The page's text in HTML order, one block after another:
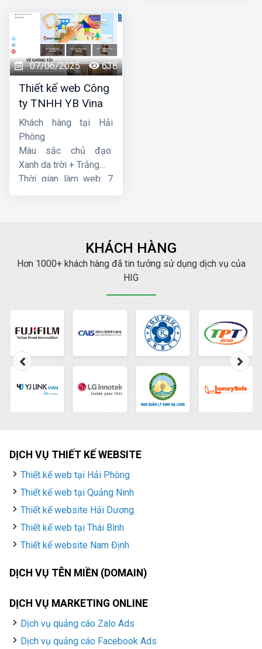
07/06/2025 638
Thiết kế web Công
ty TNHH YB Vina
Khách hàng tại Hải
Phòng
Màu sắc chủ đạo:
Xanh da trời + Trắng
Thời gian làm web: 7
KHÁCH HÀNG
Hơn 1000+ khách hàng đã tin tưởng sử dụng dịch vụ của
HIG
DỊCH VỤ THIẾT KẾ WEBSITE
Thiết kế web tại Hải Phòng
Thiết kế web tại Quảng Ninh
Thiết kế website Hải Dương
Thiết kế web tại Thái Bình
Thiết kế website Nam Định
DỊCH VỤ TÊN MIỀN (DOMAIN)
DỊCH VỤ MARKETING ONLINE
Dịch vụ quảng cáo Zalo Ads
Dịch vụ quảng cáo Facebook Ads